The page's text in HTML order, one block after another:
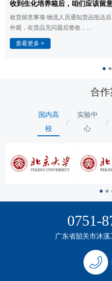
收到生化培养箱后，咱们应该留
收货留意事项 物流人员通知货品抵达
外观，在货品无问题后签收，…
查看更多 >
合作
国内高
校
实验中
心
0751-
广东省韶关市沐